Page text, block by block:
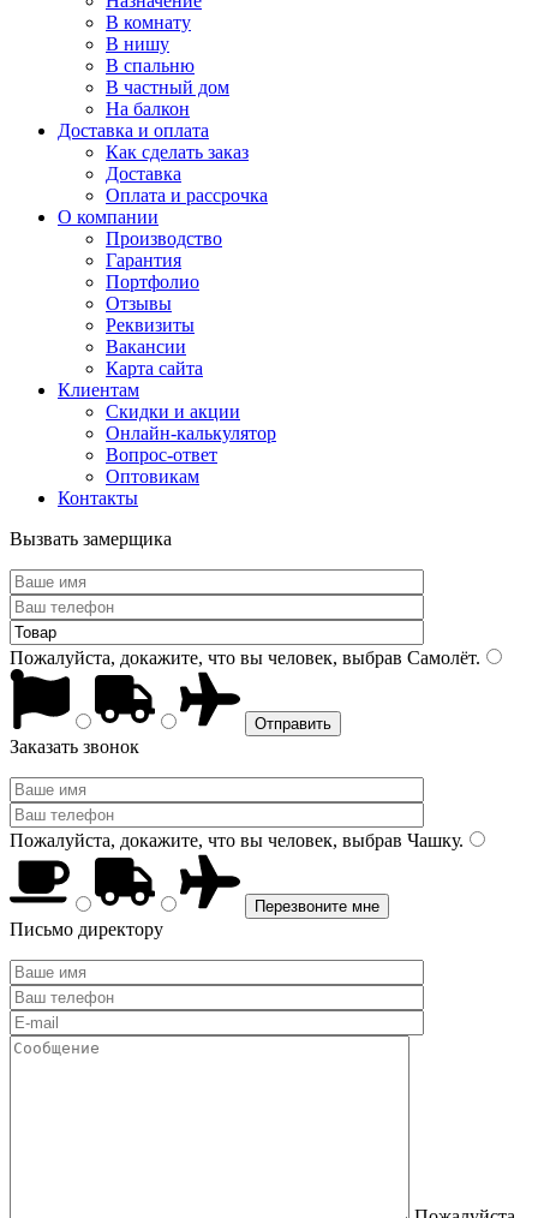
В комнату
В нишу
В спальню
В частный дом
На балкон
Доставка и оплата
Как сделать заказ
Доставка
Оплата и рассрочка
О компании
Производство
Гарантия
Портфолио
Отзывы
Реквизиты
Вакансии
Карта сайта
Клиентам
Скидки и акции
Онлайн-калькулятор
Вопрос-ответ
Оптовикам
Контакты
Вызвать замерщика
Пожалуйста, докажите, что вы человек, выбрав Самолёт.
Заказать звонок
Пожалуйста, докажите, что вы человек, выбрав Чашку.
Письмо директору